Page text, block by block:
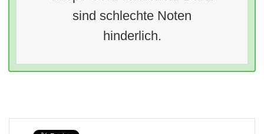
sind schlechte Noten
hinderlich.